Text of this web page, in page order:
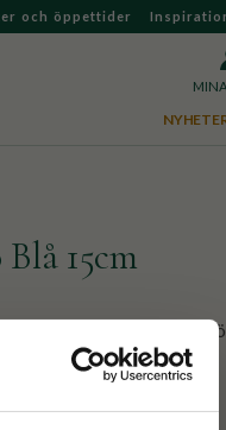
och öppettider
15cm
motiv på en katt. Perfekt